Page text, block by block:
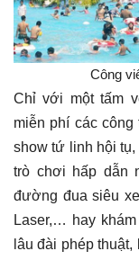
Công
Chỉ với một tấm
miễn phí các
show tứ linh hội
trò chơi hấp dẫn
đường đua siêu
Laser,… hay
lâu đài phép